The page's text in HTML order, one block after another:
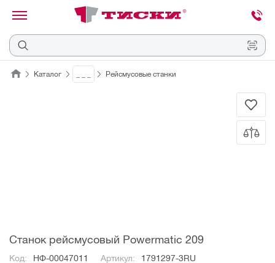
Отмена
Каталог Рейсмусовые станки
Станок рейсмусовый Powermatic 209
Код: НФ-00047011 Артикул: 1791297-3RU